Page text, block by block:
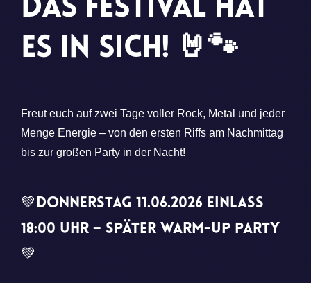
Das FESTIVAL hat
es in sich! 🤘🐾
Freut euch auf zwei Tage voller Rock, Metal und jeder
Menge Energie – von den ersten Riffs am Nachmittag
bis zur großen Party in der Nacht!
💚DONNERSTAG 11.06.2026 EINLASS
18:00 UHR – später Warm-Up Party
💚